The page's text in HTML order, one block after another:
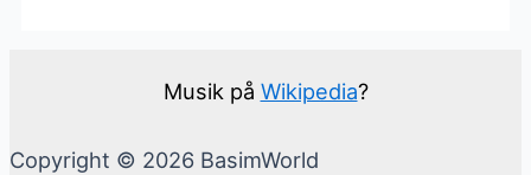
Musik på Wikipedia?
Copyright © 2026 BasimWorld